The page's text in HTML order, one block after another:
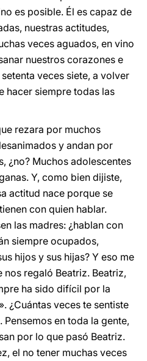
es posible. Él es capaz de
nuestras actitudes,
veces aguados, en vino
nuestros corazones e
veces siete, a volver
hacer siempre todas las
rezara por muchos
y andan por
¿no? Muchos adolescentes
Y, como bien dijiste,
actitud nace porque se
con quien hablar.
las madres: ¿hablan con
siempre ocupados,
hijos y sus hijas? Y eso me
regaló Beatriz. Beatriz,
ha sido difícil por la
¿Cuántas veces te sentiste
Pensemos en toda la gente,
por lo que pasó Beatriz.
el no tener muchas veces